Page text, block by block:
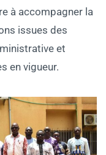
à accompagner la
issues des
et
en vigueur.